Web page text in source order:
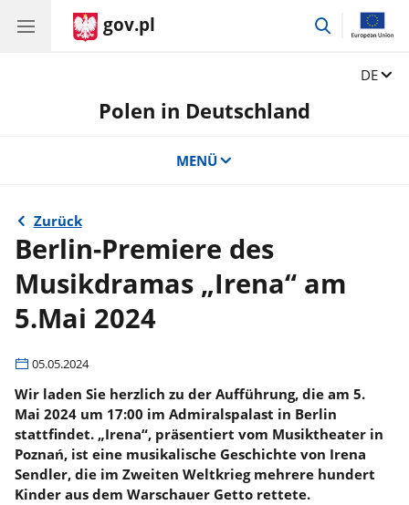
gov.pl
Suchen
DE
Polen in Deutschland
MENÜ
Zurück
Berlin-Premiere des
Musikdramas „Irena“ am
5.Mai 2024
05.05.2024
Wir laden Sie herzlich zu der Aufführung, die am 5.
Mai 2024 um 17:00 im Admiralspalast in Berlin
stattfindet. „Irena“, präsentiert vom Musiktheater in
Poznań, ist eine musikalische Geschichte von Irena
Sendler, die im Zweiten Weltkrieg mehrere hundert
Kinder aus dem Warschauer Getto rettete.